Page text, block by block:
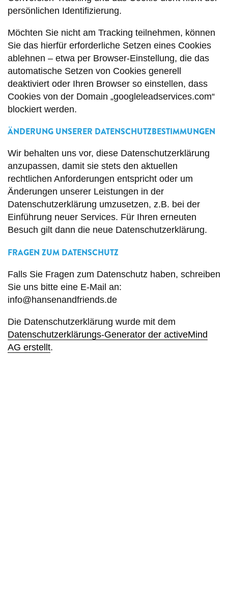
persönlichen Identifizierung.
Möchten Sie nicht am Tracking teilnehmen, können
Sie das hierfür erforderliche Setzen eines Cookies
ablehnen – etwa per Browser-Einstellung, die das
automatische Setzen von Cookies generell
deaktiviert oder Ihren Browser so einstellen, dass
Cookies von der Domain „googleleadservices.com“
blockiert werden.
ÄNDERUNG UNSERER DATENSCHUTZBESTIMMUNGEN
Wir behalten uns vor, diese Datenschutzerklärung
anzupassen, damit sie stets den aktuellen
rechtlichen Anforderungen entspricht oder um
Änderungen unserer Leistungen in der
Datenschutzerklärung umzusetzen, z.B. bei der
Einführung neuer Services. Für Ihren erneuten
Besuch gilt dann die neue Datenschutzerklärung.
FRAGEN ZUM DATENSCHUTZ
Falls Sie Fragen zum Datenschutz haben, schreiben
Sie uns bitte eine E-Mail an:
info@hansenandfriends.de
Die Datenschutzerklärung wurde mit dem
Datenschutzerklärungs-Generator der activeMind
AG erstellt.